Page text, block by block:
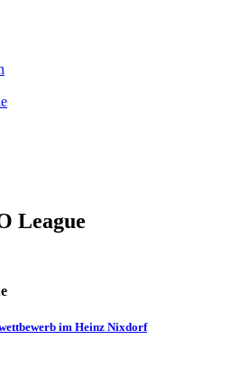
League
im Heinz Nixdorf